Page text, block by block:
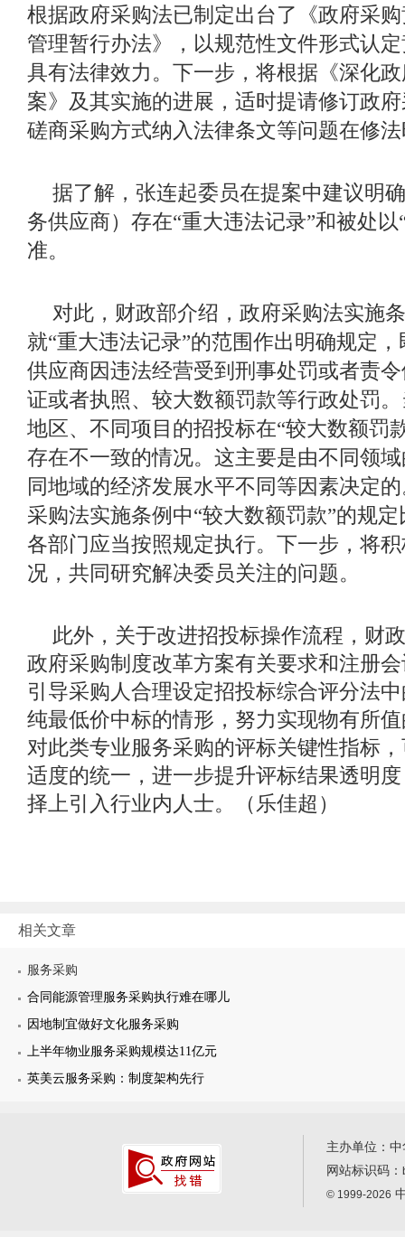
根据政府采购法已制定出台了《政府采
管理暂行办法》，以规范性文件形式认
具有法律效力。下一步，将根据《深化
案》及其实施的进展，适时提请修订政
磋商采购方式纳入法律条文等问题在修
据了解，张连起委员在提案中建议明
务供应商）存在“重大违法记录”和被处
准。
对此，财政部介绍，政府采购法实施
就“重大违法记录”的范围作出明确规定
供应商因违法经营受到刑事处罚或者责
证或者执照、较大数额罚款等行政处罚
地区、不同项目的招投标在“较大数额罚
存在不一致的情况。这主要是由不同领
同地域的经济发展水平不同等因素决定
采购法实施条例中“较大数额罚款”的规
各部门应当按照规定执行。下一步，将
况，共同研究解决委员关注的问题。
此外，关于改进招投标操作流程，财
政府采购制度改革方案有关要求和注册
引导采购人合理设定招投标综合评分法
纯最低价中标的情形，努力实现物有所
对此类专业服务采购的评标关键性指标
适度的统一，进一步提升评标结果透明
择上引入行业内人士。（乐佳超）
相关文章
服务采购
合同能源管理服务采购执行难在哪儿
因地制宜做好文化服务采购
上半年物业服务采购规模达11亿元
英美云服务采购：制度架构先行
主办单位：
网站标识码：
© 1999-2026